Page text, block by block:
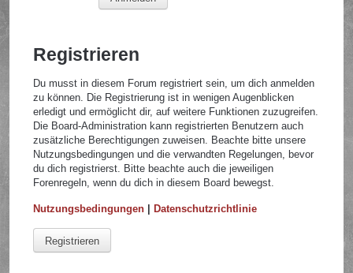
Registrieren
Du musst in diesem Forum registriert sein, um dich anmelden
zu können. Die Registrierung ist in wenigen Augenblicken
erledigt und ermöglicht dir, auf weitere Funktionen zuzugreifen.
Die Board-Administration kann registrierten Benutzern auch
zusätzliche Berechtigungen zuweisen. Beachte bitte unsere
Nutzungsbedingungen und die verwandten Regelungen, bevor
du dich registrierst. Bitte beachte auch die jeweiligen
Forenregeln, wenn du dich in diesem Board bewegst.
Nutzungsbedingungen |Datenschutzrichtlinie
Registrieren